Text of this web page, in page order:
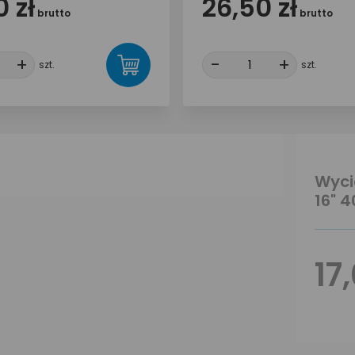
zł brutto
+ +
szt.
26,50 zł brutto
- + +
szt.
16"